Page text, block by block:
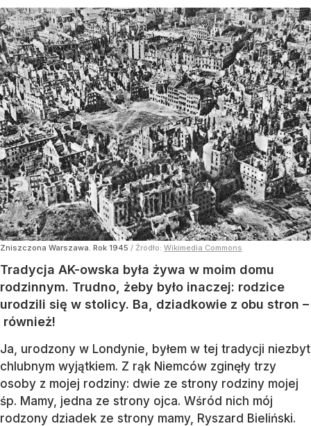
Zniszczona Warszawa. Rok 1945 / Źródło: Wikimedia Commons
Tradycja AK-owska była żywa w moim domu
rodzinnym. Trudno, żeby było inaczej: rodzice
urodzili się w stolicy. Ba, dziadkowie z obu stron –
również!
Ja, urodzony w Londynie, byłem w tej tradycji niezbyt
chlubnym wyjątkiem. Z rąk Niemców zginęły trzy
osoby z mojej rodziny: dwie ze strony rodziny mojej
śp. Mamy, jedna ze strony ojca. Wśród nich mój
rodzony dziadek ze strony mamy, Ryszard Bieliński.